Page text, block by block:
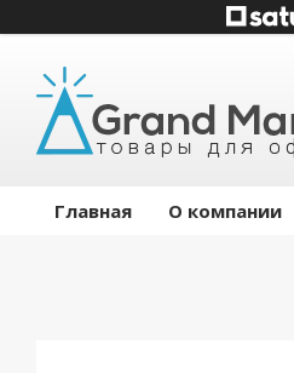
Главная О компании